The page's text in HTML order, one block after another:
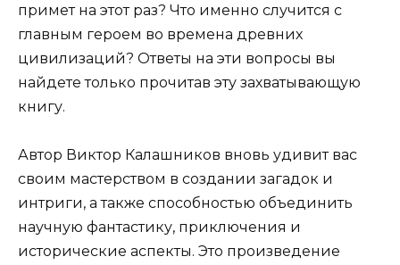
примет на этот раз? Что именно случится с
главным героем во времена древних
цивилизаций? Ответы на эти вопросы вы
найдете только прочитав эту захватывающую
книгу.
Автор Виктор Калашников вновь удивит вас
своим мастерством в создании загадок и
интриги, а также способностью объединить
научную фантастику, приключения и
исторические аспекты. Это произведение